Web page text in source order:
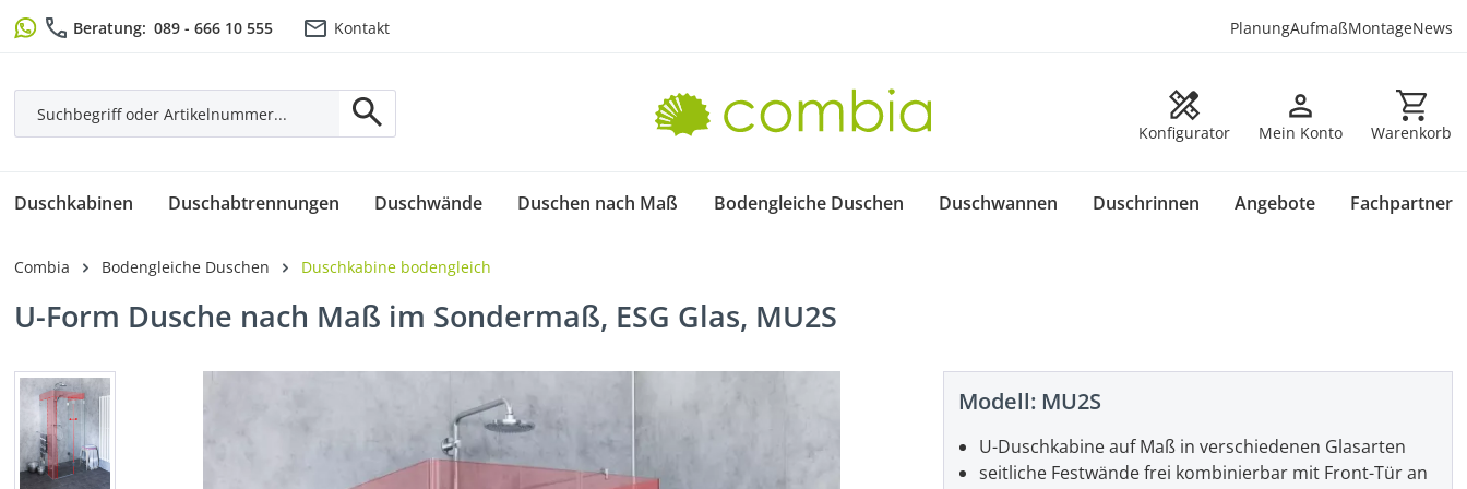
Hauptinhalt springen
Zur Suche springen
Zur Hauptnavigation springen
Beratung: 089 - 666 10 555 Kontakt PlanungAufmaßMontageNews
Konfigurator Mein Konto Warenkorb
Warenkorb
Duschkabinen Duschabtrennungen Duschwände Duschen nach Maß Bodengleiche Duschen Duschwannen Duschrinnen Angebote Fachpartner
Combia Bodengleiche Duschen Duschkabine bodengleich
U-Form Dusche nach Maß im Sondermaß, ESG Glas, MU2S
Bildergalerie überspringen
Modell: MU2S
U-Duschkabine auf Maß in verschiedenen Glasarten
seitliche Festwände frei kombinierbar mit Front-Tür an